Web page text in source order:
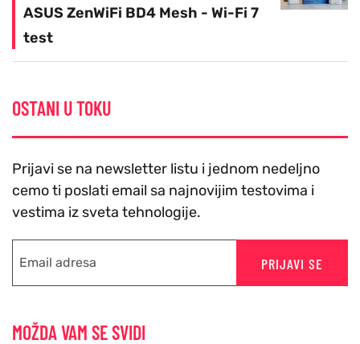
ASUS ZenWiFi BD4 Mesh - Wi-Fi 7
test
OSTANI U TOKU
Prijavi se na newsletter listu i jednom nedeljno
cemo ti poslati email sa najnovijim testovima i
vestima iz sveta tehnologije.
PRIJAVI SE
MOŽDA VAM SE SVIDI